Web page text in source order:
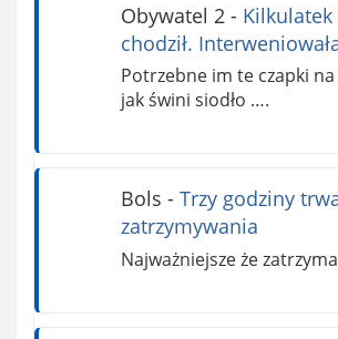
Obywatel 2- Kilkulatek
chodził.
Potrzebne im te czapki
jak świni siodło ….
Bols - Trzy godziny
zatrzymywania
Najważniejsze że